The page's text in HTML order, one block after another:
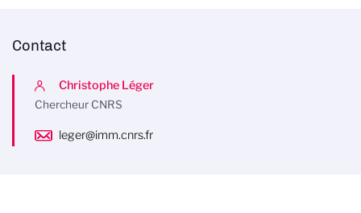
Contact
Christophe Léger
Chercheur CNRS
leger@imm.cnrs.fr